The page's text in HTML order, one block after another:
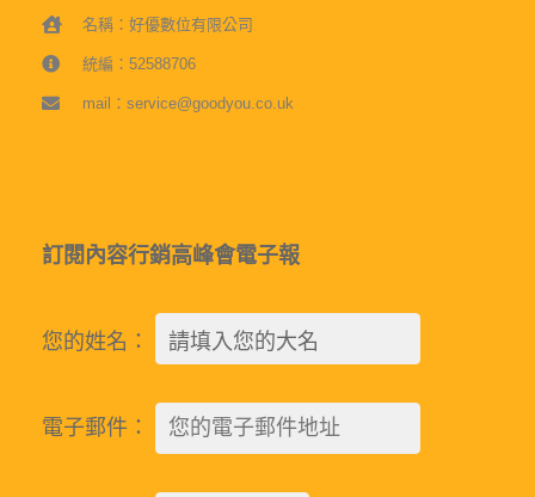
名稱：好優數位有限公司
統編：52588706
mail：service@goodyou.co.uk
訂閱內容行銷高峰會電子報
您的姓名：
電子郵件：